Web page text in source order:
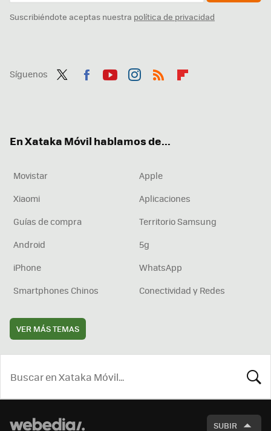
Suscribiéndote aceptas nuestra política de privacidad
Síguenos
En Xataka Móvil hablamos de...
Movistar
Apple
Xiaomi
Aplicaciones
Guías de compra
Territorio Samsung
Android
5g
iPhone
WhatsApp
Smartphones Chinos
Conectividad y Redes
VER MÁS TEMAS
SUBIR